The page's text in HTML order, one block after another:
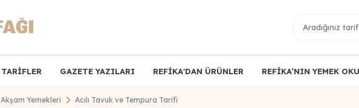
TARİFLER GAZETE YAZILARI REFİKA'DAN ÜRÜNLER REFİKA’NIN YEMEK
Akşam Yemekleri Acılı Tavuk ve Tempura Tarifi